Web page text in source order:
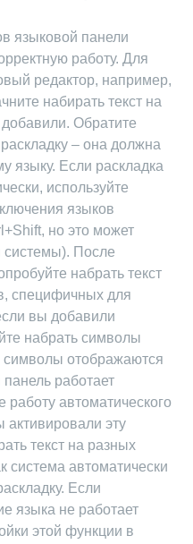
языковой панели
работу. Для
редактор, например,
набирать текст на
Обратите
– она должна
языку. Если раскладка
используйте
языков
но это может
системы). После
набрать текст
специфичных для
вы добавили
набрать символы
символы отображаются
панель работает
работу автоматического
эту
текст на разных
система автоматически
Если
языка не работает
этой функции в